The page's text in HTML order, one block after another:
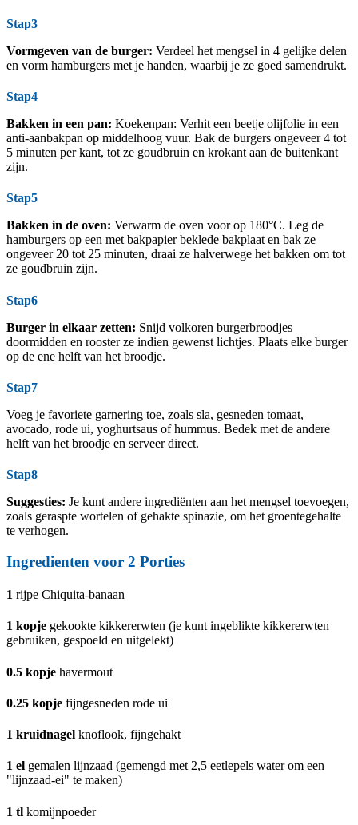
Stap3
Vormgeven van de burger: Verdeel het mengsel in 4 gelijke delen
en vorm hamburgers met je handen, waarbij je ze goed samendrukt.
Stap4
Bakken in een pan: Koekenpan: Verhit een beetje olijfolie in een
anti-aanbakpan op middelhoog vuur. Bak de burgers ongeveer 4 tot
5 minuten per kant, tot ze goudbruin en krokant aan de buitenkant
zijn.
Stap5
Bakken in de oven: Verwarm de oven voor op 180°C. Leg de
hamburgers op een met bakpapier beklede bakplaat en bak ze
ongeveer 20 tot 25 minuten, draai ze halverwege het bakken om tot
ze goudbruin zijn.
Stap6
Burger in elkaar zetten: Snijd volkoren burgerbroodjes
doormidden en rooster ze indien gewenst lichtjes. Plaats elke burger
op de ene helft van het broodje.
Stap7
Voeg je favoriete garnering toe, zoals sla, gesneden tomaat,
avocado, rode ui, yoghurtsaus of hummus. Bedek met de andere
helft van het broodje en serveer direct.
Stap8
Suggesties: Je kunt andere ingrediënten aan het mengsel toevoegen,
zoals geraspte wortelen of gehakte spinazie, om het groentegehalte
te verhogen.
Ingredienten voor 2 Porties
1 rijpe Chiquita-banaan
1 kopje gekookte kikkererwten (je kunt ingeblikte kikkererwten
gebruiken, gespoeld en uitgelekt)
0.5 kopje havermout
0.25 kopje fijngesneden rode ui
1 kruidnagel knoflook, fijngehakt
1 el gemalen lijnzaad (gemengd met 2,5 eetlepels water om een
"lijnzaad-ei" te maken)
1 tl komijnpoeder